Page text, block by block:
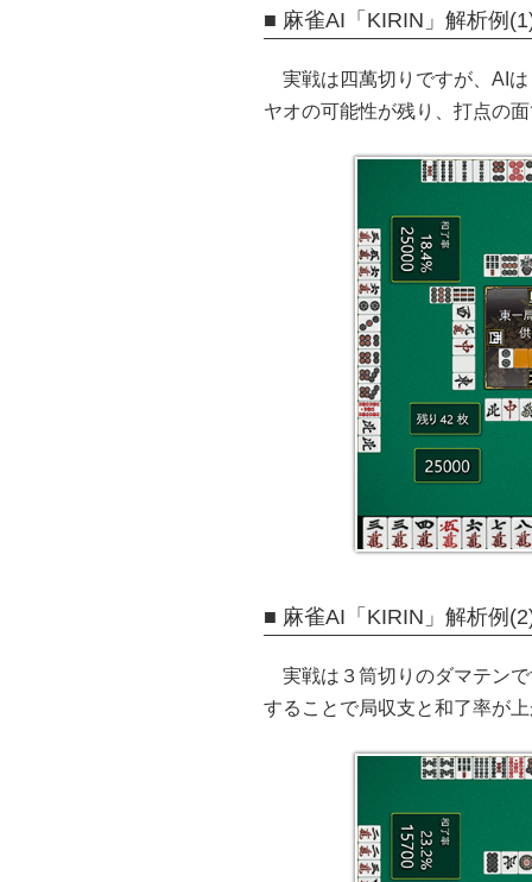
■ 麻雀AI「KIRIN」解析例
実戦は四萬切りですが、AI
ヤオの可能性が残り、打点の
■ 麻雀AI「KIRIN」解析例
実戦は３筒切りのダマテン
することで局収支と和了率が